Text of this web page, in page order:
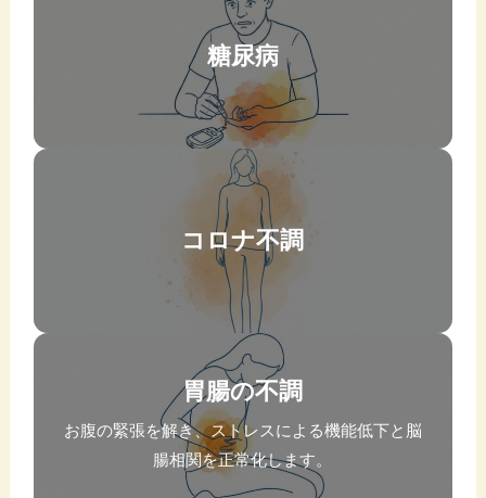
糖尿病
コロナ不調
胃腸の不調
お腹の緊張を解き、ストレスによる機能低下と脳
腸相関を正常化します。